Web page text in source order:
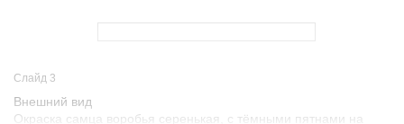
Слайд 3
Внешний вид
Окраска самца воробья серенькая, с тёмными пятнами на